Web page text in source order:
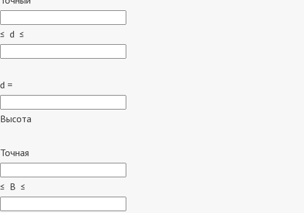
≤ d ≤
d =
Высота
Точная
≤ B ≤